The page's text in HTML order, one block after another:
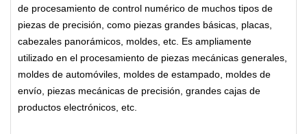
de procesamiento de control numérico de muchos tipos de
piezas de precisión, como piezas grandes básicas, placas,
cabezales panorámicos, moldes, etc. Es ampliamente
utilizado en el procesamiento de piezas mecánicas generales,
moldes de automóviles, moldes de estampado, moldes de
envío, piezas mecánicas de precisión, grandes cajas de
productos electrónicos, etc.